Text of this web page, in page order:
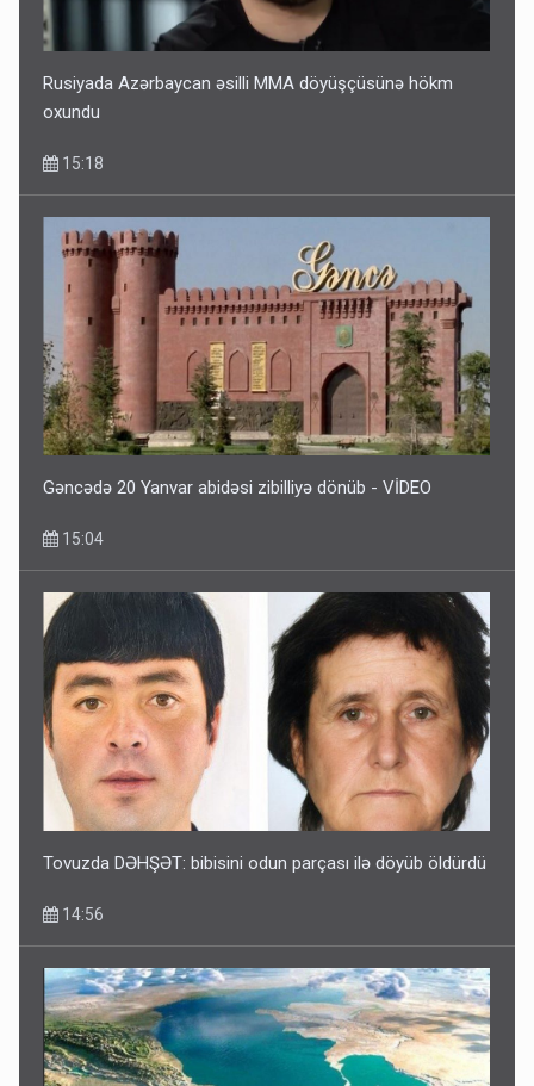
Rusiyada Azərbaycan əsilli MMA döyüşçüsünə hökm
oxundu
15:18
Gəncədə 20 Yanvar abidəsi zibilliyə dönüb - VİDEO
15:04
Tovuzda DƏHŞƏT: bibisini odun parçası ilə döyüb öldürdü
14:56